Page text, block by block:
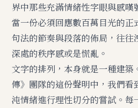
界中那些充滿情緒性字眼與感嘆
當一份必須回應數百萬目光的正
句法的節奏與段落的佈局，往往
深處的秩序感或是慌亂。
文字的排列，本身就是一種建築
傳》團隊的這份聲明中，我們看
沌情緒進行理性切分的嘗試。每